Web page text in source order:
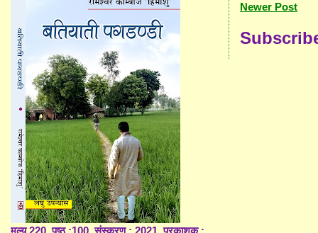
Newer Post